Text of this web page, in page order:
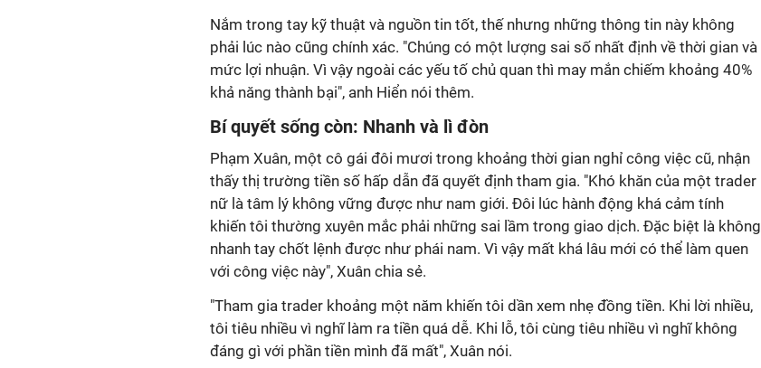
Nắm trong tay kỹ thuật và nguồn tin tốt, thế nhưng những thông tin này không
phải lúc nào cũng chính xác. "Chúng có một lượng sai số nhất định về thời gian và
mức lợi nhuận. Vì vậy ngoài các yếu tố chủ quan thì may mắn chiếm khoảng 40%
khả năng thành bại", anh Hiển nói thêm.
Bí quyết sống còn: Nhanh và lì đòn
Phạm Xuân, một cô gái đôi mươi trong khoảng thời gian nghỉ công việc cũ, nhận
thấy thị trường tiền số hấp dẫn đã quyết định tham gia. "Khó khăn của một trader
nữ là tâm lý không vững được như nam giới. Đôi lúc hành động khá cảm tính
khiến tôi thường xuyên mắc phải những sai lầm trong giao dịch. Đặc biệt là không
nhanh tay chốt lệnh được như phái nam. Vì vậy mất khá lâu mới có thể làm quen
với công việc này", Xuân chia sẻ.
"Tham gia trader khoảng một năm khiến tôi dần xem nhẹ đồng tiền. Khi lời nhiều,
tôi tiêu nhiều vì nghĩ làm ra tiền quá dễ. Khi lỗ, tôi cùng tiêu nhiều vì nghĩ không
đáng gì với phần tiền mình đã mất", Xuân nói.